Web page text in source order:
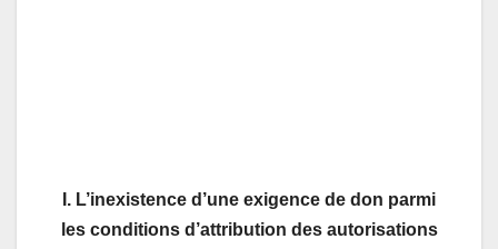
I. L’inexistence d’une exigence de don parmi
les conditions d’attribution des autorisations